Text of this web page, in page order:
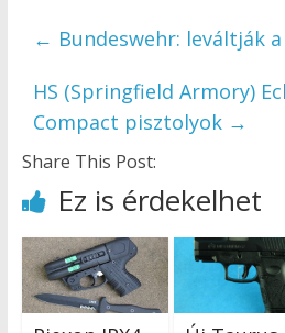
← Bundeswehr: leváltják
HS (Springfield Armory)
Compact pisztolyok →
Share This Post:
Ez is érdekelhet